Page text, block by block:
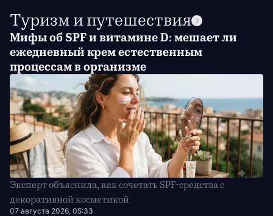
Туризм и путешествия
Мифы об SPF и витамине D: мешает ли
ежедневный крем естественным
процессам в организме
Эксперт объяснила, как сочетать SPF-средства с
декоративной косметикой
07 августа 2026, 05:33